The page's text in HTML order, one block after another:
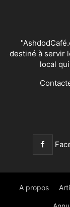
destiné à servir
local
A propos